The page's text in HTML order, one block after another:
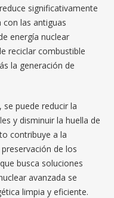
significativamente
las antiguas
energía nuclear
reciclar combustible
la generación de
se puede reducir la
y disminuir la huella de
contribuye a la
de los
busca soluciones
avanzada se
limpia y eficiente.